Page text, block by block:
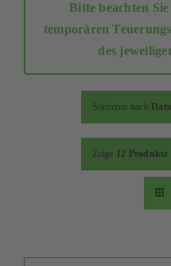
Bitte beachten
temporären
des
Sortieren nach
Zeige 12 Produkte